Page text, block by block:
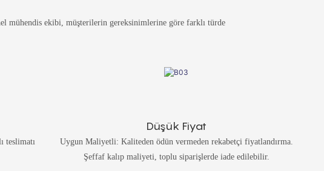
mühendis ekibi, müşterilerin gereksinimlerine göre farklı türde
teslimatı
Düşük Fiyat
Uygun Maliyetli: Kaliteden ödün vermeden rekabetçi fiyatlandırma.
Şeffaf kalıp maliyeti, toplu siparişlerde iade edilebilir.